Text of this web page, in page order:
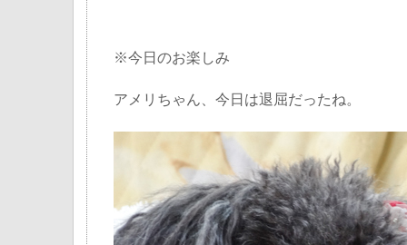
※今日のお楽しみ
アメリちゃん、今日は退屈だったね。